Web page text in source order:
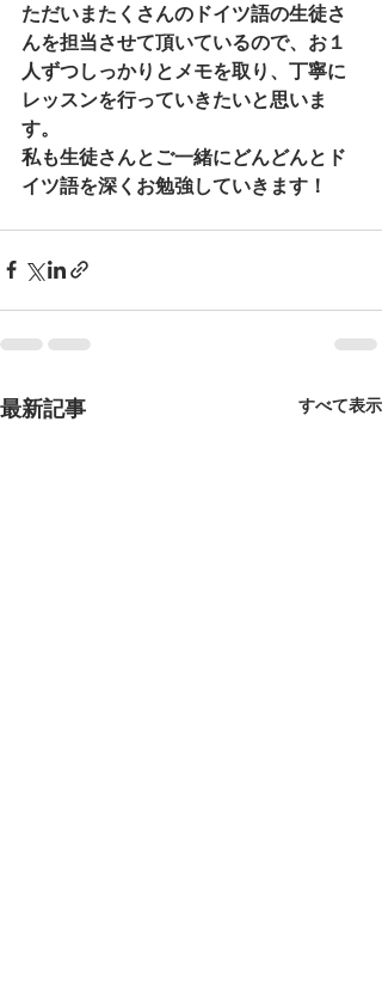
ただいまたくさんのドイツ語の生徒さ
んを担当させて頂いているので、お１
人ずつしっかりとメモを取り、丁寧に
レッスンを行っていきたいと思いま
す。
私も生徒さんとご一緒にどんどんとド
イツ語を深くお勉強していきます！
最新記事 すべて表示